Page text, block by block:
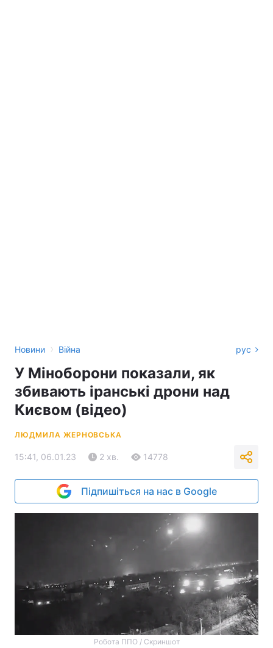
Новини › Війна рус
У Міноборони показали, як
збивають іранські дрони над
Києвом (відео)
ЛЮДМИЛА ЖЕРНОВСЬКА
15:41, 06.01.23 2 хв. 14778
Підпишіться на нас в Google
Робота ППО / Скриншот